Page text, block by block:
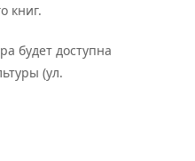
книг.
будет доступна
(ул.